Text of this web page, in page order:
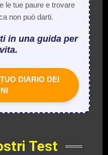
le tue paure e trovare
non può darti.
in una guida per
DIARIO DEI
Test